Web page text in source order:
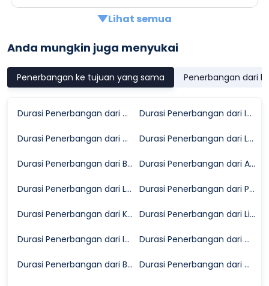
Lihat semua
Anda mungkin juga menyukai
Penerbangan ke tujuan yang sama Penerbangan dari
Durasi Penerbangan dari Marrakech ke Sevilla Durasi Penerbangan dari Ibiza ke Sevilla
Durasi Penerbangan dari Manchester ke Sevilla Durasi Penerbangan dari London ke Sevilla
Durasi Penerbangan dari Brussels ke Sevilla Durasi Penerbangan dari Amsterdam ke Sevilla
Durasi Penerbangan dari Las Palmas ke Sevilla Durasi Penerbangan dari Paris ke Sevilla
Durasi Penerbangan dari Koln ke Sevilla Durasi Penerbangan dari Lisbon ke Sevilla
Durasi Penerbangan dari Istanbul ke Sevilla Durasi Penerbangan dari Madrid ke Sevilla
Durasi Penerbangan dari Barcelona ke Sevilla Durasi Penerbangan dari Milan ke Sevilla